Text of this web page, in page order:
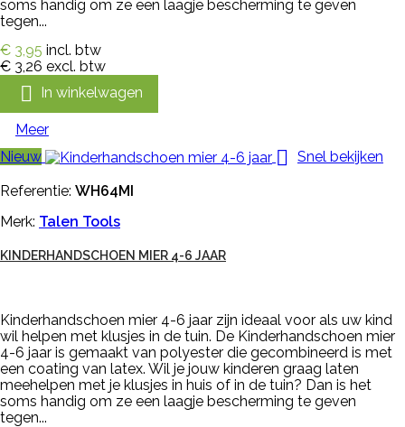
soms handig om ze een laagje bescherming te geven
tegen...
€ 3,95 incl. btw
€ 3,26 excl. btw
 In winkelwagen
Meer
Nieuw
 Snel bekijken
Referentie: WH64MI
Merk: Talen Tools
KINDERHANDSCHOEN MIER 4-6 JAAR
Kinderhandschoen mier 4-6 jaar zijn ideaal voor als uw kind
wil helpen met klusjes in de tuin. De Kinderhandschoen mier
4-6 jaar is gemaakt van polyester die gecombineerd is met
een coating van latex. Wil je jouw kinderen graag laten
meehelpen met je klusjes in huis of in de tuin? Dan is het
soms handig om ze een laagje bescherming te geven
tegen...